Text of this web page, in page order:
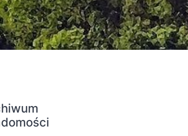
Rozwoju na lata 2023 – 2027 na terenie